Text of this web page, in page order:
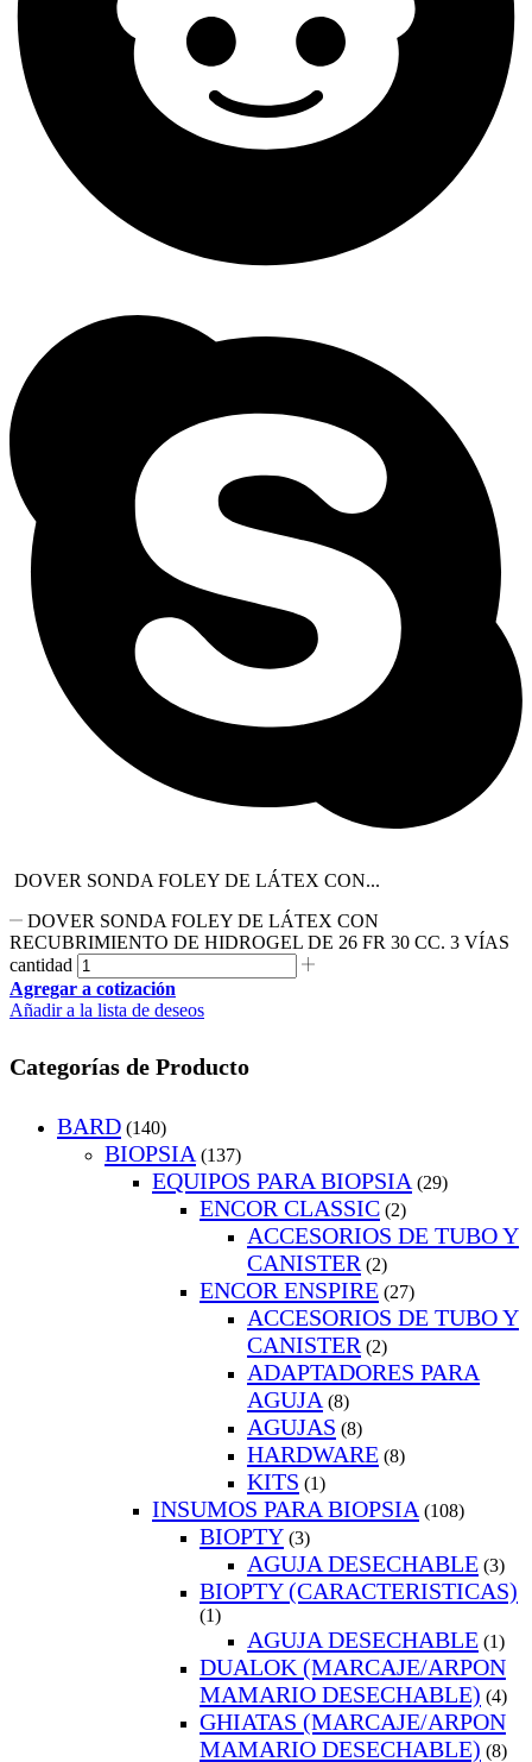
DOVER SONDA FOLEY DE LÁTEX CON...
DOVER SONDA FOLEY DE LÁTEX CON
RECUBRIMIENTO DE HIDROGEL DE 26 FR 30 CC. 3 VÍAS
cantidad
Agregar a cotización
Añadir a la lista de deseos
Categorías de Producto
BARD (140)
BIOPSIA (137)
EQUIPOS PARA BIOPSIA (29)
ENCOR CLASSIC (2)
ACCESORIOS DE TUBO Y
CANISTER (2)
ENCOR ENSPIRE (27)
ACCESORIOS DE TUBO Y
CANISTER (2)
ADAPTADORES PARA
AGUJA (8)
AGUJAS (8)
HARDWARE (8)
KITS (1)
INSUMOS PARA BIOPSIA (108)
BIOPTY (3)
AGUJA DESECHABLE (3)
BIOPTY (CARACTERISTICAS)
(1)
AGUJA DESECHABLE (1)
DUALOK (MARCAJE/ARPON
MAMARIO DESECHABLE) (4)
GHIATAS (MARCAJE/ARPON
MAMARIO DESECHABLE) (8)